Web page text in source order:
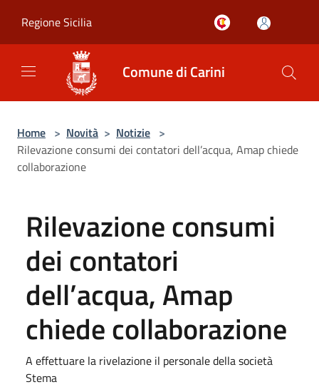
Regione Sicilia
Comune di Carini
Home > Novità > Notizie >
Rilevazione consumi dei contatori dell’acqua, Amap chiede
collaborazione
Rilevazione consumi
dei contatori
dell’acqua, Amap
chiede collaborazione
A effettuare la rivelazione il personale della società
Stema